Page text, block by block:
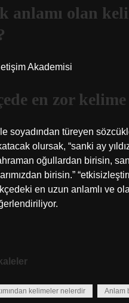
anlamı olan
Akademisi
en zor
soyadından türeyen
olursak, “sanki ay
oğullardan birisin,
birisin.”
en uzun anlamlı ve
kelimeler nelerdir Anlam